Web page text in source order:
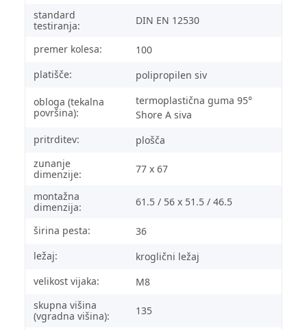
standard
testiranja:
DIN EN 12530
premer kolesa:
100
platišče:
polipropilen siv
obloga (tekalna
površina):
termoplastična guma 95°
Shore A siva
pritrditev:
plošča
zunanje
dimenzije:
77 x 67
montažna
dimenzija:
61.5 / 56 x 51.5 / 46.5
širina pesta:
36
ležaj:
kroglični ležaj
velikost vijaka:
M8
skupna višina
(vgradna višina):
135